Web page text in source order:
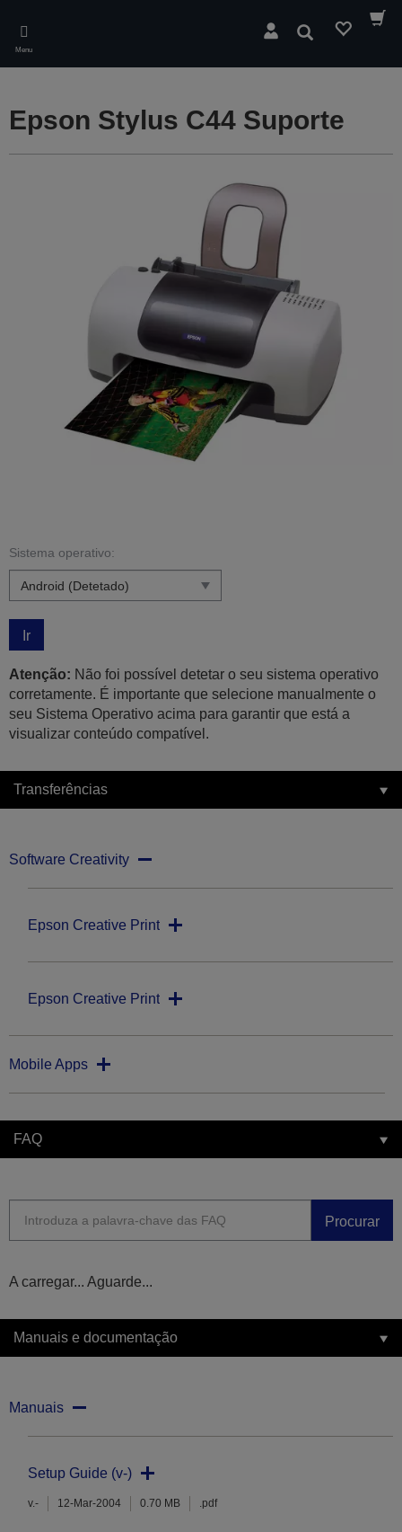
main
content
Menu
Pesquisar
Epson Stylus C44 Suporte
Sistema operativo:
Ir
Atenção: Não foi possível detetar o seu sistema operativo
corretamente. É importante que selecione manualmente o
seu Sistema Operativo acima para garantir que está a
visualizar conteúdo compatível.
Transferências
Software Creativity
Epson Creative Print
Epson Creative Print
Mobile Apps
FAQ
Procurar
A carregar... Aguarde...
Manuais e documentação
Manuais
Setup Guide (v-)
v.- 12-Mar-2004 0.70 MB .pdf